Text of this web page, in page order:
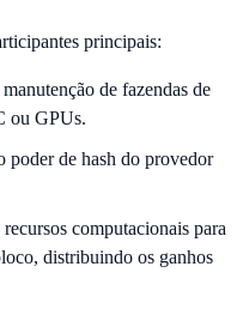
principais:
de fazendas de
ou GPUs.
poder de hash do provedor
computacionais para
distribuindo os ganhos